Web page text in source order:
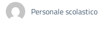
Personale scolastico